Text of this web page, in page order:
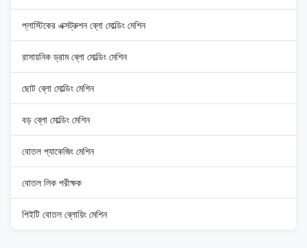
প্লাস্টিকের এক্সট্রুশন ব্লো মোল্ডিং মেশিন
রাসায়নিক ড্রাম ব্লো মোল্ডিং মেশিন
ছোট ব্লো মোল্ডিং মেশিন
বড় ব্লো মোল্ডিং মেশিন
বোতল প্যাকেজিং মেশিন
বোতল লিক পরীক্ষক
পিইটি বোতল ব্লোয়িং মেশিন